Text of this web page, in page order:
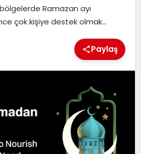
Ramazan ayı
çok kişiye destek olmak…
Paylaş